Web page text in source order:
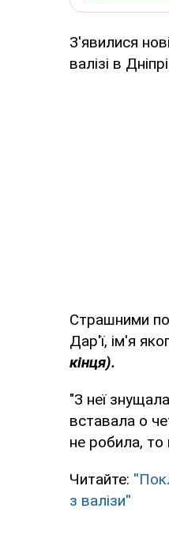
З'явилися
валізі в
Страшними
Дар'ї, ім'я
кінця).
"З неї
вставала о
не робила, то
Читайте:
з валізи''